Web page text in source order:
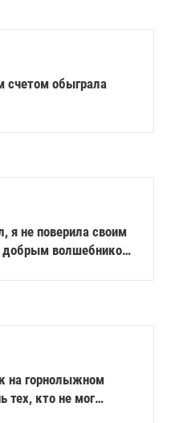
обыграла
я не поверила своим
добрым волшебником
на горнолыжном
тех, кто не мог